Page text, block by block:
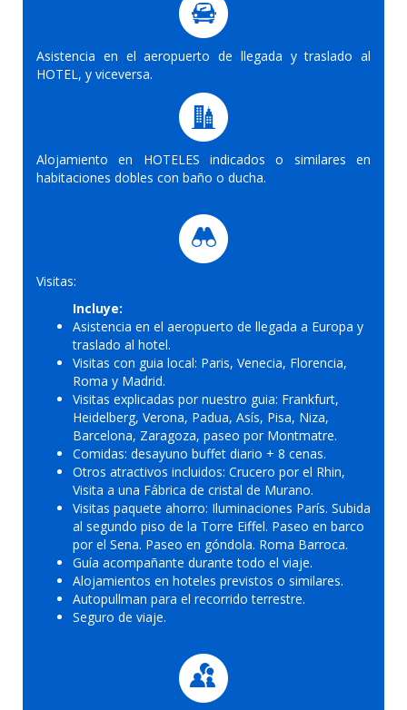
Asistencia en el aeropuerto de llegada y traslado al
HOTEL, y viceversa.
Alojamiento en HOTELES indicados o similares en
habitaciones dobles con baño o ducha.
Visitas:
Incluye:
Asistencia en el aeropuerto de llegada a Europa y
traslado al hotel.
Visitas con guia local: Paris, Venecia, Florencia,
Roma y Madrid.
Visitas explicadas por nuestro guia: Frankfurt,
Heidelberg, Verona, Padua, Asís, Pisa, Niza,
Barcelona, Zaragoza, paseo por Montmatre.
Comidas: desayuno buffet diario + 8 cenas.
Otros atractivos incluidos: Crucero por el Rhin,
Visita a una Fábrica de cristal de Murano.
Visitas paquete ahorro: Iluminaciones París. Subida
al segundo piso de la Torre Eiffel. Paseo en barco
por el Sena. Paseo en góndola. Roma Barroca.
Guía acompañante durante todo el viaje.
Alojamientos en hoteles previstos o similares.
Autopullman para el recorrido terrestre.
Seguro de viaje.